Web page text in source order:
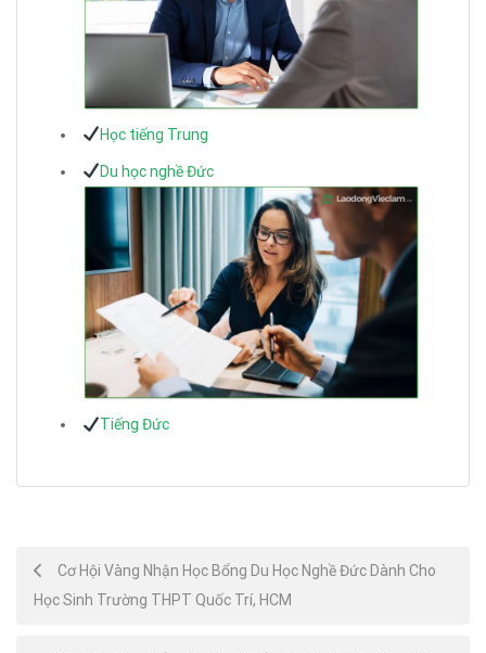
Học tiếng Trung
Du học nghề Đức
Tiếng Đức
Post
navigation
Cơ Hội Vàng Nhận Học Bổng Du Học Nghề Đức Dành Cho
Học Sinh Trường THPT Quốc Trí, HCM